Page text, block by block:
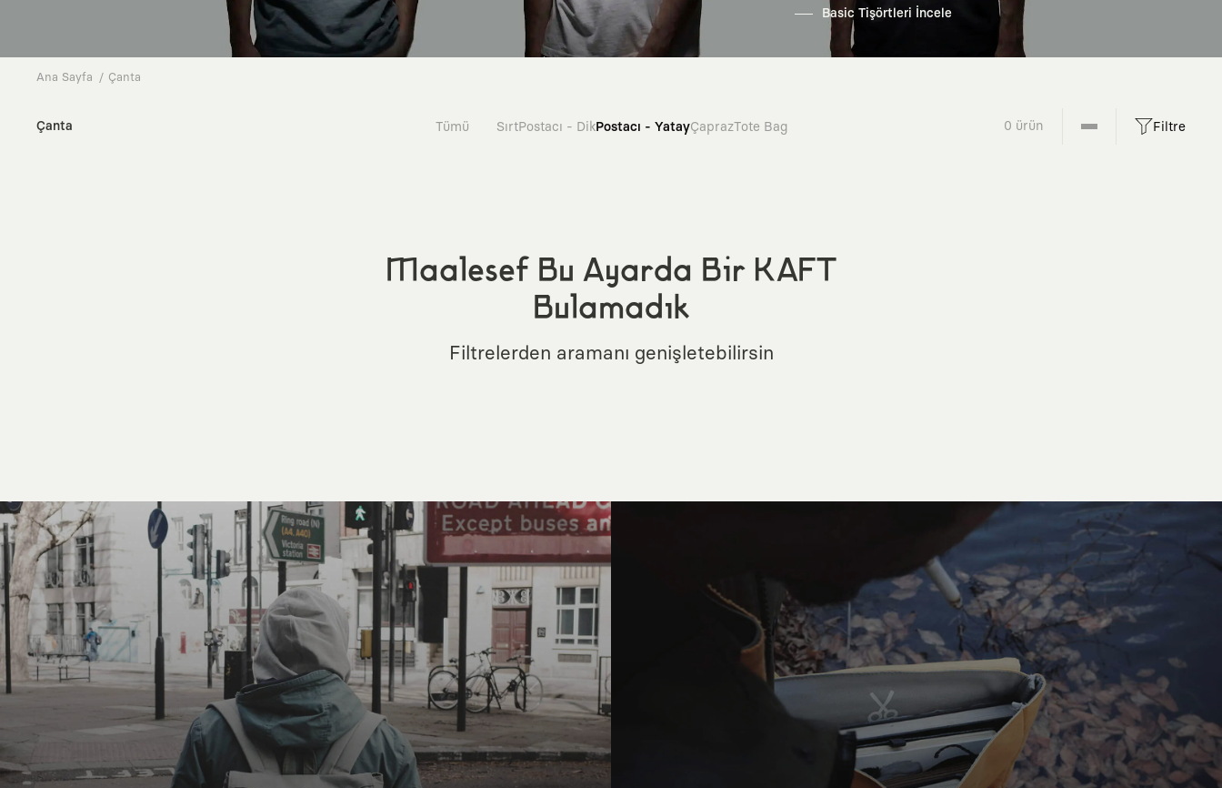
Basic Tişörtleri İncele
Ana Sayfa Çanta
Çanta Tümü SırtPostacı - DikPostacı - YatayÇaprazTote Bag 0 ürün Filtre
Maalesef Bu Ayarda Bir KAFT
Bulamadık
Filtrelerden aramanı genişletebilirsin